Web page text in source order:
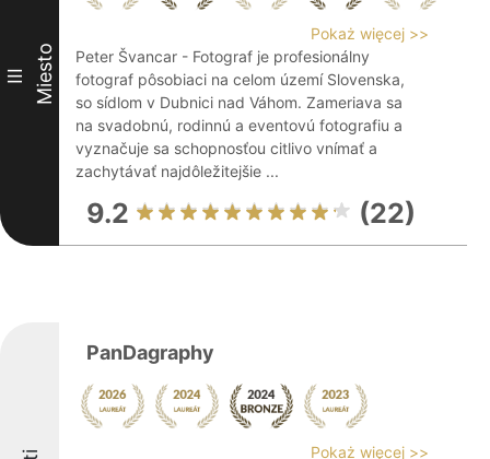
III Miesto
Pokaż więcej >>
Peter Švancar - Fotograf je profesionálny
fotograf pôsobiaci na celom území Slovenska,
so sídlom v Dubnici nad Váhom. Zameriava sa
na svadobnú, rodinnú a eventovú fotografiu a
vyznačuje sa schopnosťou citlivo vnímať a
zachytávať najdôležitejšie ...
9.2 (22)
PanDagraphy
Pokaż więcej >>